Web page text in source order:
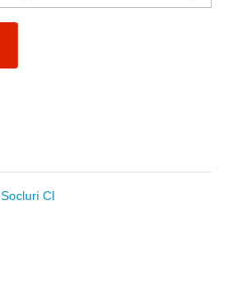
Socluri CI